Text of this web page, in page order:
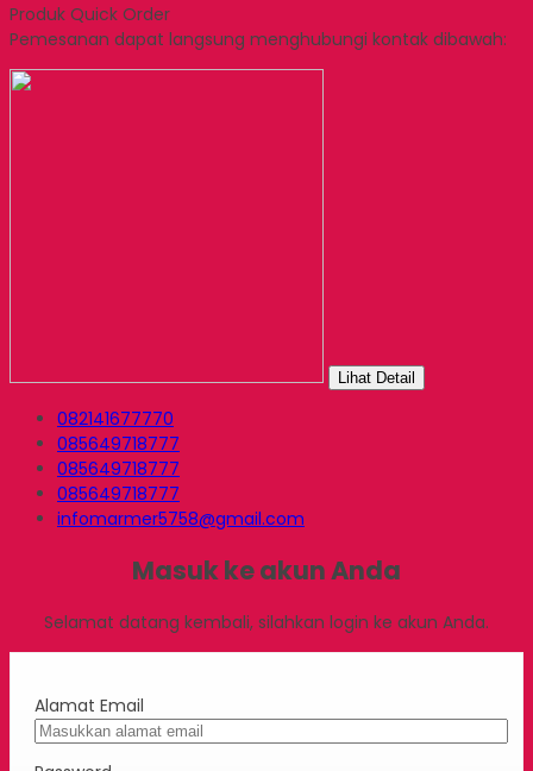
Produk Quick Order
Pemesanan dapat langsung menghubungi kontak dibawah:
Lihat Detail
082141677770
085649718777
085649718777
085649718777
infomarmer5758@gmail.com
Masuk ke akun Anda
Selamat datang kembali, silahkan login ke akun Anda.
Alamat Email